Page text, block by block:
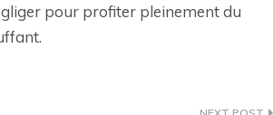
pour profiter pleinement du